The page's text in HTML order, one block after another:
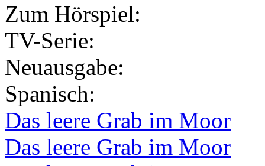
Zum Hörspiel:
TV-Serie:
Neuausgabe:
Spanisch:
Das leere Grab im Moor
Das leere Grab im Moor